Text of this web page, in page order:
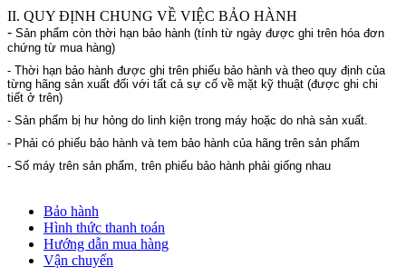
II. QUY ĐỊNH CHUNG VỀ VIỆC BẢO HÀNH
- Sản phẩm còn thời hạn bảo hành (tính từ ngày được ghi trên hóa đơn
chứng từ mua hàng)
- Thời hạn bảo hành được ghi trên phiếu bảo hành và theo quy định của
từng hãng sản xuất đối với tất cả sự cố về mặt kỹ thuật (được ghi chi
tiết ở trên)
- Sản phẩm bị hư hỏng do linh kiện trong máy hoặc do nhà sản xuất.
- Phải có phiếu bảo hành và tem bảo hành của hãng trên sản phẩm
- Số máy trên sản phẩm, trên phiếu bảo hành phải giống nhau
Bảo hành
Hình thức thanh toán
Hướng dẫn mua hàng
Vận chuyển